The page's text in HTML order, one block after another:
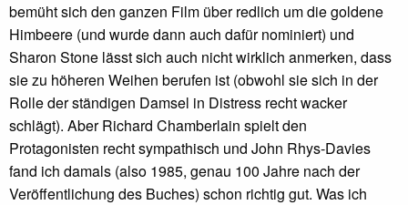
bemüht sich den ganzen Film über redlich um die goldene
Himbeere (und wurde dann auch dafür nominiert) und
Sharon Stone lässt sich auch nicht wirklich anmerken, dass
sie zu höheren Weihen berufen ist (obwohl sie sich in der
Rolle der ständigen Damsel in Distress recht wacker
schlägt). Aber Richard Chamberlain spielt den
Protagonisten recht sympathisch und John Rhys-Davies
fand ich damals (also 1985, genau 100 Jahre nach der
Veröffentlichung des Buches) schon richtig gut. Was ich